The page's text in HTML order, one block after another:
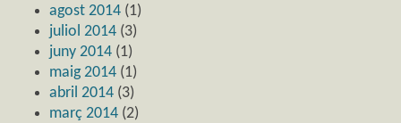
agost 2014 (1)
juliol 2014 (3)
juny 2014 (1)
maig 2014 (1)
abril 2014 (3)
març 2014 (2)